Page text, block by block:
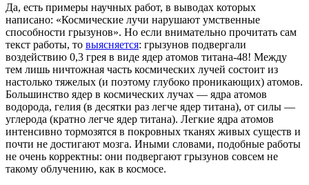
Да, есть примеры научных работ, в выводах которых
написано: «Космические лучи нарушают умственные
способности грызунов». Но если внимательно прочитать сам
текст работы, то выясняется: грызунов подвергали
воздействию 0,3 грея в виде ядер атомов титана-48! Между
тем лишь ничтожная часть космических лучей состоит из
настолько тяжелых (и поэтому глубоко проникающих) атомов.
Большинство ядер в космических лучах — ядра атомов
водорода, гелия (в десятки раз легче ядер титана), от силы —
углерода (кратно легче ядер титана). Легкие ядра атомов
интенсивно тормозятся в покровных тканях живых существ и
почти не достигают мозга. Иными словами, подобные работы
не очень корректны: они подвергают грызунов совсем не
такому облучению, как в космосе.